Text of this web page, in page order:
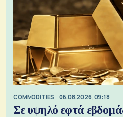
COMMODITIES 06.08.2026, 09:18
Σε υψηλό εφτά